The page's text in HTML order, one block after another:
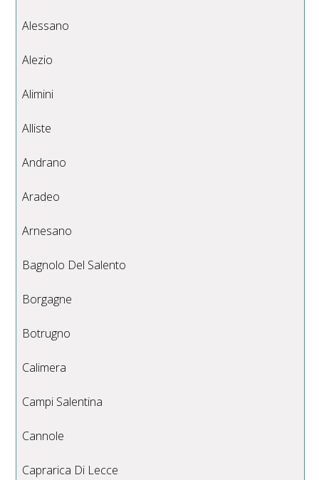
Alessano
Alezio
Alimini
Alliste
Andrano
Aradeo
Arnesano
Bagnolo Del Salento
Borgagne
Botrugno
Calimera
Campi Salentina
Cannole
Caprarica Di Lecce